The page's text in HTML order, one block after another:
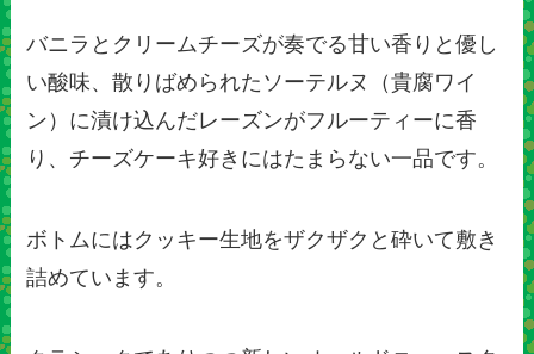
バニラとクリームチーズが奏でる甘い香りと優し
い酸味、散りばめられたソーテルヌ（貴腐ワイ
ン）に漬け込んだレーズンがフルーティーに香
り、チーズケーキ好きにはたまらない一品です。
ボトムにはクッキー生地をザクザクと砕いて敷き
詰めています。